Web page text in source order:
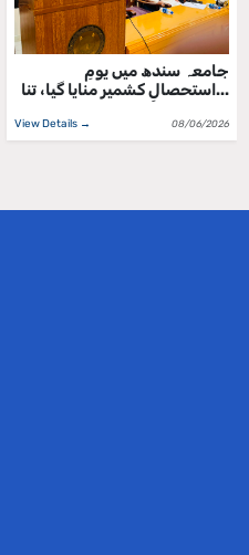
جامعہ سندھ میں یومِ
استحصالِ کشمیر منایا گیا، تنا...
View Details → 08/06/2026